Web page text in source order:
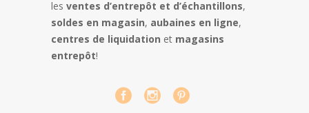
les ventes d’entrepôt et d’échantillons,
soldes en magasin, aubaines en ligne,
centres de liquidation et magasins
entrepôt!